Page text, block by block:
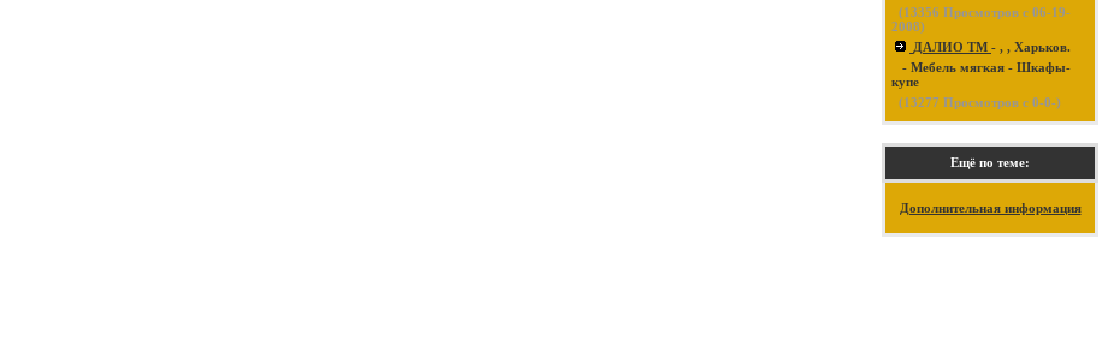
(13356 Просмотров с 06-19-
2008)
ДАЛИО ТМ - , , Харьков.
- Мебель мягкая - Шкафы-
купе
(13277 Просмотров с 0-0-)
Ещё по теме:
Дополнительная информация